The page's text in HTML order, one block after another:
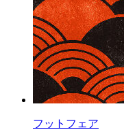
フットフェア